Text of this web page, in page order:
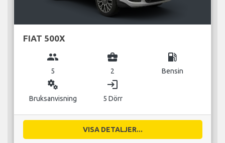
FIAT 500X
group
5
business_center
2
local_gas_station
Bensin
miscellaneous_services
Bruksanvisning
login
5 Dörr
VISA DETALJER...